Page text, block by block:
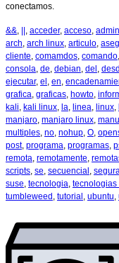
conectamos.
&&, , acceder, acceso,
arch, arch linux, articulo,
cliente, comamdos, comando,
consola, de, debian, del ,
ejecutar, el , en,
grafica, graficas, howto,
kali, kali linux, la, linea, linux,
manjaro, manjaro linux,
multiples, no, nohup, O,
post, programa, programas,
remota, remotamente,
scripts, se, secuencial ,
suse, tecnologia, tecnologias
tumbleweed , tutorial , ubuntu,